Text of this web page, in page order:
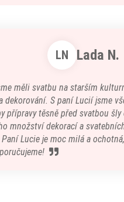
LN Lada N.
měli svatbu na starším
dekorování. S paní Lucií jsme
přípravy těsně před svatbou
množství dekorací a
Lucie je moc milá a